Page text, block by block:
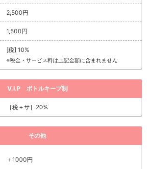
2,500円
1,500円
[税] 10%
※税金・サービス料は上記金額に含まれません
V.I.P ボトルキープ制
［税＋サ］20%
その他
＋1000円